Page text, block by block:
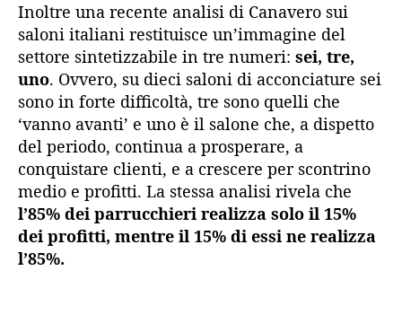
Inoltre una recente analisi di Canavero sui
saloni italiani restituisce un’immagine del
settore sintetizzabile in tre numeri: sei, tre,
uno. Ovvero, su dieci saloni di acconciature sei
sono in forte difficoltà, tre sono quelli che
‘vanno avanti’ e uno è il salone che, a dispetto
del periodo, continua a prosperare, a
conquistare clienti, e a crescere per scontrino
medio e profitti. La stessa analisi rivela che
l’85% dei parrucchieri realizza solo il 15%
dei profitti, mentre il 15% di essi ne realizza
l’85%.